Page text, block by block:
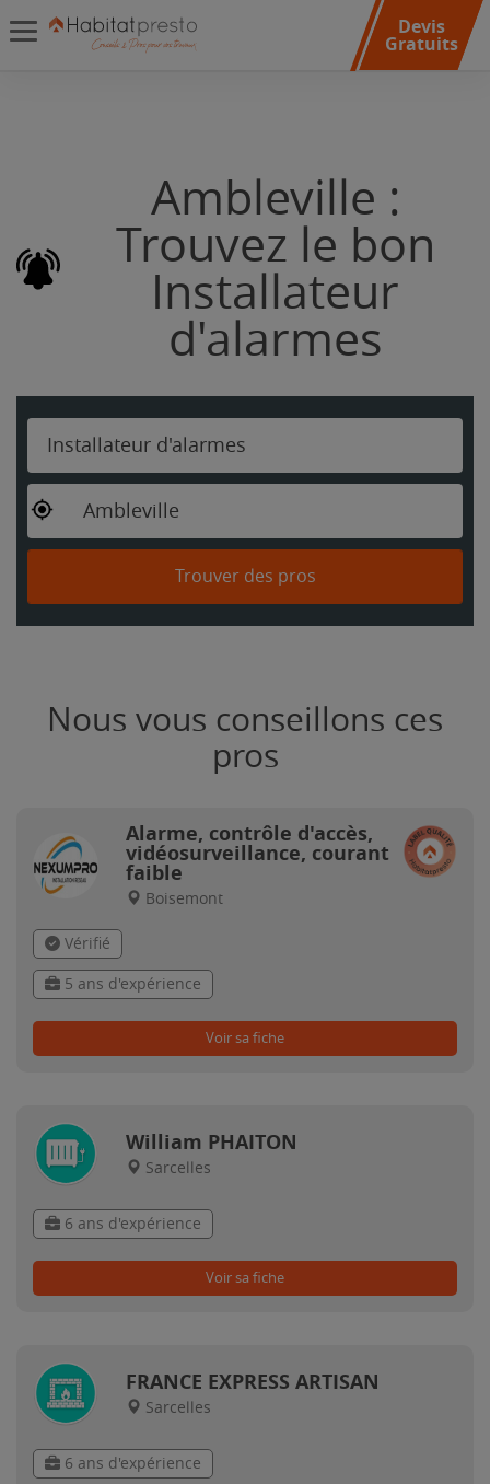
Devis
Gratuits
Ambleville :
Trouvez le bon
Installateur
d'alarmes
Installateur d'alarmes
Ambleville
Trouver des pros
Nous vous conseillons ces
pros
Alarme, contrôle d'accès,
vidéosurveillance, courant
faible
Boisemont
Vérifié
5 ans d'expérience
Voir sa fiche
William PHAITON
Sarcelles
6 ans d'expérience
Voir sa fiche
FRANCE EXPRESS ARTISAN
Sarcelles
6 ans d'expérience